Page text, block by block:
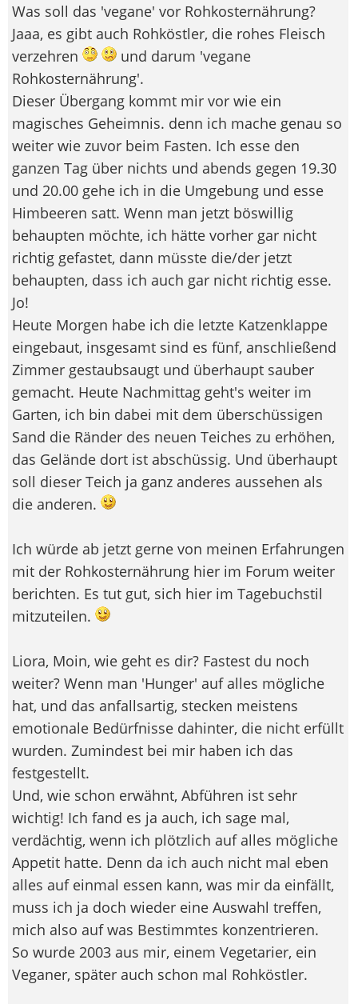
Was soll das 'vegane' vor Rohkosternährung?
Jaaa, es gibt auch Rohköstler, die rohes Fleisch
verzehren
und darum 'vegane
Rohkosternährung'.
Dieser Übergang kommt mir vor wie ein
magisches Geheimnis. denn ich mache genau so
weiter wie zuvor beim Fasten. Ich esse den
ganzen Tag über nichts und abends gegen 19.30
und 20.00 gehe ich in die Umgebung und esse
Himbeeren satt. Wenn man jetzt böswillig
behaupten möchte, ich hätte vorher gar nicht
richtig gefastet, dann müsste die/der jetzt
behaupten, dass ich auch gar nicht richtig esse.
Jo!
Heute Morgen habe ich die letzte Katzenklappe
eingebaut, insgesamt sind es fünf, anschließend
Zimmer gestaubsaugt und überhaupt sauber
gemacht. Heute Nachmittag geht's weiter im
Garten, ich bin dabei mit dem überschüssigen
Sand die Ränder des neuen Teiches zu erhöhen,
das Gelände dort ist abschüssig. Und überhaupt
soll dieser Teich ja ganz anderes aussehen als
die anderen.
Ich würde ab jetzt gerne von meinen Erfahrungen
mit der Rohkosternährung hier im Forum weiter
berichten. Es tut gut, sich hier im Tagebuchstil
mitzuteilen.
Liora, Moin, wie geht es dir? Fastest du noch
weiter? Wenn man 'Hunger' auf alles mögliche
hat, und das anfallsartig, stecken meistens
emotionale Bedürfnisse dahinter, die nicht erfüllt
wurden. Zumindest bei mir haben ich das
festgestellt.
Und, wie schon erwähnt, Abführen ist sehr
wichtig! Ich fand es ja auch, ich sage mal,
verdächtig, wenn ich plötzlich auf alles mögliche
Appetit hatte. Denn da ich auch nicht mal eben
alles auf einmal essen kann, was mir da einfällt,
muss ich ja doch wieder eine Auswahl treffen,
mich also auf was Bestimmtes konzentrieren.
So wurde 2003 aus mir, einem Vegetarier, ein
Veganer, später auch schon mal Rohköstler.